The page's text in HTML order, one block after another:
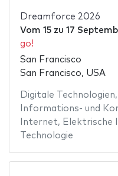
Dreamforce 2026
Vom 15zu 17
go!
San Francisco
San Francisco, USA
Digitale Technologien,
Informations- und
Internet, Elektrische
Technologie